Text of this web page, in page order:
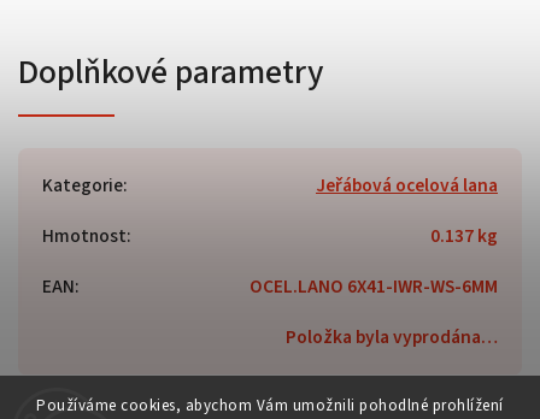
Používáme cookies, abychom Vám umožnili pohodlné prohlížení
Doplňkové parametry
Kategorie:
Jeřábová ocelová lana
Hmotnost:
0.137 kg
EAN:
OCEL.LANO 6X41-IWR-WS-6MM
Položka byla vyprodána…